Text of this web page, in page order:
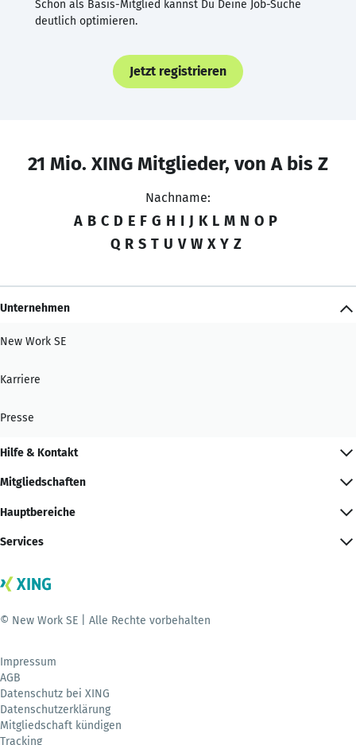
Schon als Basis-Mitglied kannst Du Deine Job-Suche
deutlich optimieren.
Jetzt registrieren
21 Mio. XING Mitglieder, von A bis Z
Nachname:
A B C D E F G H I J K L M N O P
Q R S T U V W X Y Z
Unternehmen
New Work SE
Karriere
Presse
Hilfe & Kontakt
Mitgliedschaften
Hauptbereiche
Services
© New Work SE | Alle Rechte vorbehalten
Impressum
AGB
Datenschutz bei XING
Datenschutzerklärung
Mitgliedschaft kündigen
Tracking